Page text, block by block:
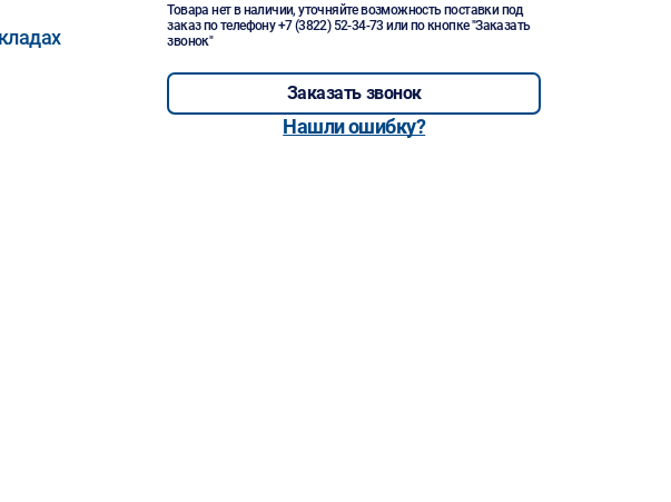
Товара нет в наличии, уточняйте возможность поставки под
заказ по телефону+7 (3822) 52-34-73 или по кнопке "Заказать
звонок"
Заказать звонок
Нашли ошибку?